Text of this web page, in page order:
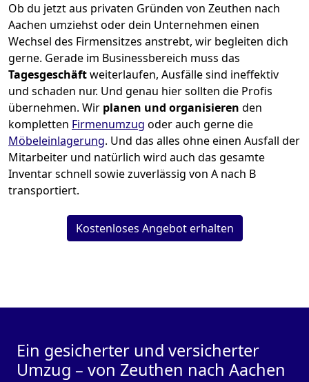
Ob du jetzt aus privaten Gründen von Zeuthen nach
Aachen umziehst oder dein Unternehmen einen
Wechsel des Firmensitzes anstrebt, wir begleiten dich
gerne. Gerade im Businessbereich muss das
Tagesgeschäftweiterlaufen, Ausfälle sind ineffektiv
und schaden nur. Und genau hier sollten die Profis
übernehmen. Wir planen und organisieren den
kompletten Firmenumzug oder auch gerne die
Möbeleinlagerung. Und das alles ohne einen Ausfall der
Mitarbeiter und natürlich wird auch das gesamte
Inventar schnell sowie zuverlässig von A nach B
transportiert.
Kostenloses Angebot erhalten
Ein gesicherter und versicherter
Umzug – von Zeuthen nach Aachen